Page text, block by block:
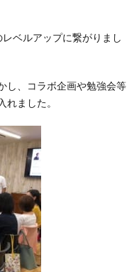
レベルアップに繋がりまし
し、コラボ企画や勉強会等
ました。